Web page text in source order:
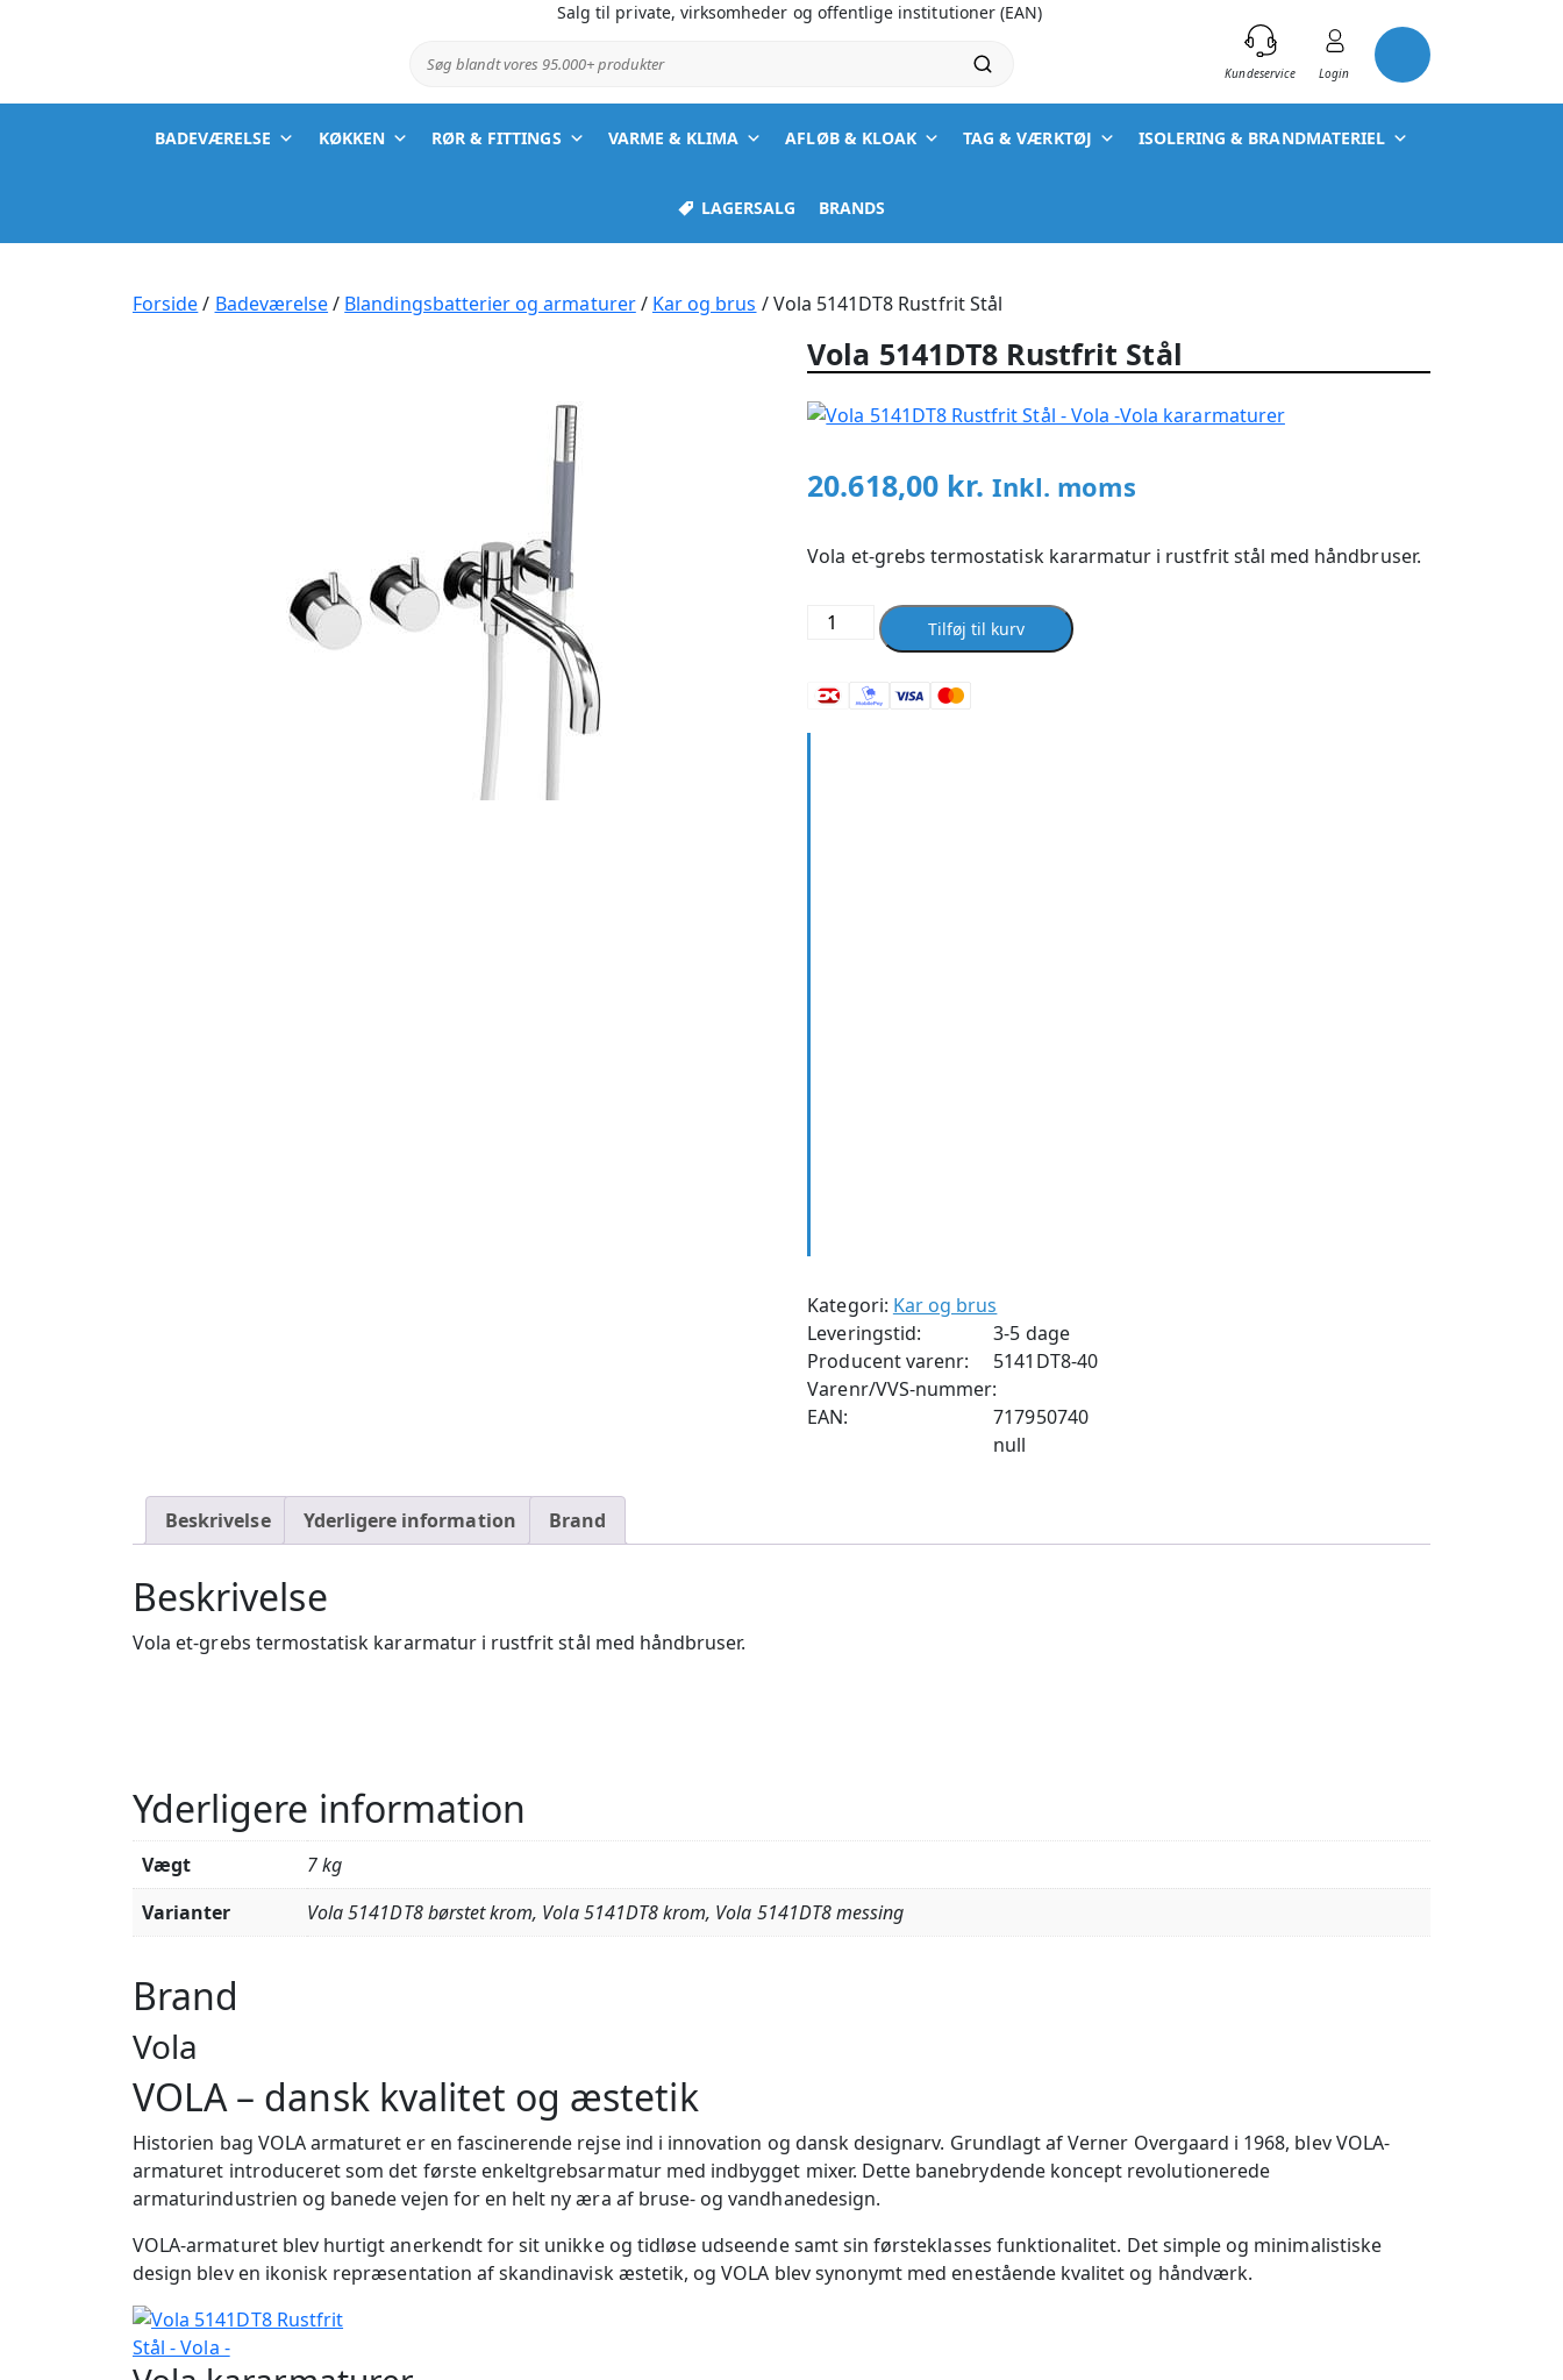
Salg til private, virksomheder og offentlige institutioner (EAN)
Søg blandt vores 95.000+ produkter
Kundeservice Login
BADEVÆRELSE KØKKEN RØR & FITTINGS VARME & KLIMA AFLØB & KLOAK TAG & VÆRKTØJ ISOLERING & BRANDMATERIEL
LAGERSALG BRANDS
Forside/ Badeværelse/ Blandingsbatterier og armaturer/ Kar og brus / Vola 5141DT8 Rustfrit Stål
Vola 5141DT8 Rustfrit Stål
Vola kararmaturer
20.618,00 kr. Inkl. moms
Vola et-grebs termostatisk kararmatur i rustfrit stål med håndbruser.
Vola
5141DT8
Stål
antal
Tilføj til kurv
Kategori: Kar og brus
Leveringstid:
3-5 dage
Producent varenr:
5141DT8-40
Varenr/VVS-nummer:
717950740
EAN:
null
Beskrivelse Yderligere information Brand
Beskrivelse
Vola et-grebs termostatisk kararmatur i rustfrit stål med håndbruser.
Yderligere information
Vægt
7 kg
Varianter
Vola 5141DT8 børstet krom, Vola 5141DT8 krom, Vola 5141DT8 messing
Brand
Vola
VOLA – dansk kvalitet og æstetik
Historien bag VOLA armaturet er en fascinerende rejse ind i innovation og dansk designarv. Grundlagt af Verner Overgaard i 1968, blev VOLA-
armaturet introduceret som det første enkeltgrebsarmatur med indbygget mixer. Dette banebrydende koncept revolutionerede
armaturindustrien og banede vejen for en helt ny æra af bruse- og vandhanedesign.
VOLA-armaturet blev hurtigt anerkendt for sit unikke og tidløse udseende samt sin førsteklasses funktionalitet. Det simple og minimalistiske
design blev en ikonisk repræsentation af skandinavisk æstetik, og VOLA blev synonymt med enestående kvalitet og håndværk.